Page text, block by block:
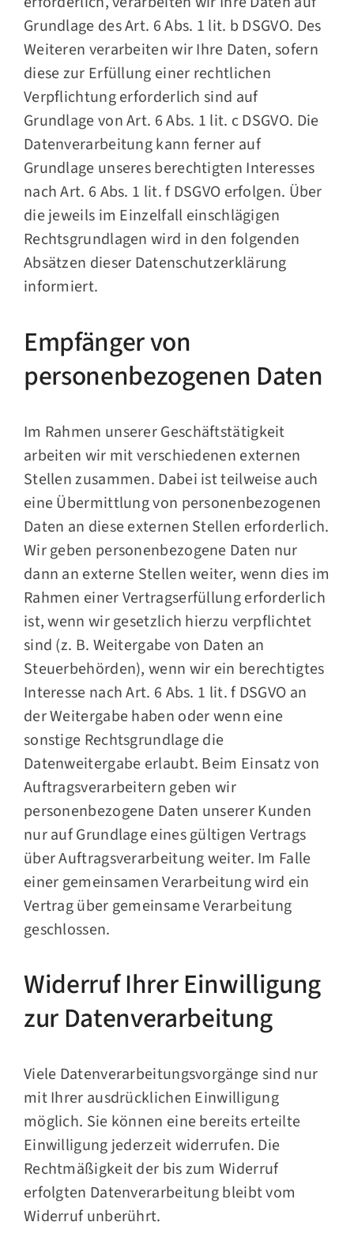
Grundlage des Art. 6 Abs. 1 lit. b DSGVO. Des
Weiteren verarbeiten wir Ihre Daten, sofern
diese zur Erfüllung einer rechtlichen
Verpflichtung erforderlich sind auf
Grundlage von Art. 6 Abs. 1 lit. c DSGVO. Die
Datenverarbeitung kann ferner auf
Grundlage unseres berechtigten Interesses
nach Art. 6 Abs. 1 lit. f DSGVO erfolgen. Über
die jeweils im Einzelfall einschlägigen
Rechtsgrundlagen wird in den folgenden
Absätzen dieser Datenschutzerklärung
informiert.
Empfänger von
personenbezogenen Daten
Im Rahmen unserer Geschäftstätigkeit
arbeiten wir mit verschiedenen externen
Stellen zusammen. Dabei ist teilweise auch
eine Übermittlung von personenbezogenen
Daten an diese externen Stellen erforderlich.
Wir geben personenbezogene Daten nur
dann an externe Stellen weiter, wenn dies im
Rahmen einer Vertragserfüllung erforderlich
ist, wenn wir gesetzlich hierzu verpflichtet
sind (z. B. Weitergabe von Daten an
Steuerbehörden), wenn wir ein berechtigtes
Interesse nach Art. 6 Abs. 1 lit. f DSGVO an
der Weitergabe haben oder wenn eine
sonstige Rechtsgrundlage die
Datenweitergabe erlaubt. Beim Einsatz von
Auftragsverarbeitern geben wir
personenbezogene Daten unserer Kunden
nur auf Grundlage eines gültigen Vertrags
über Auftragsverarbeitung weiter. Im Falle
einer gemeinsamen Verarbeitung wird ein
Vertrag über gemeinsame Verarbeitung
geschlossen.
Widerruf Ihrer Einwilligung
zur Datenverarbeitung
Viele Datenverarbeitungsvorgänge sind nur
mit Ihrer ausdrücklichen Einwilligung
möglich. Sie können eine bereits erteilte
Einwilligung jederzeit widerrufen. Die
Rechtmäßigkeit der bis zum Widerruf
erfolgten Datenverarbeitung bleibt vom
Widerruf unberührt.